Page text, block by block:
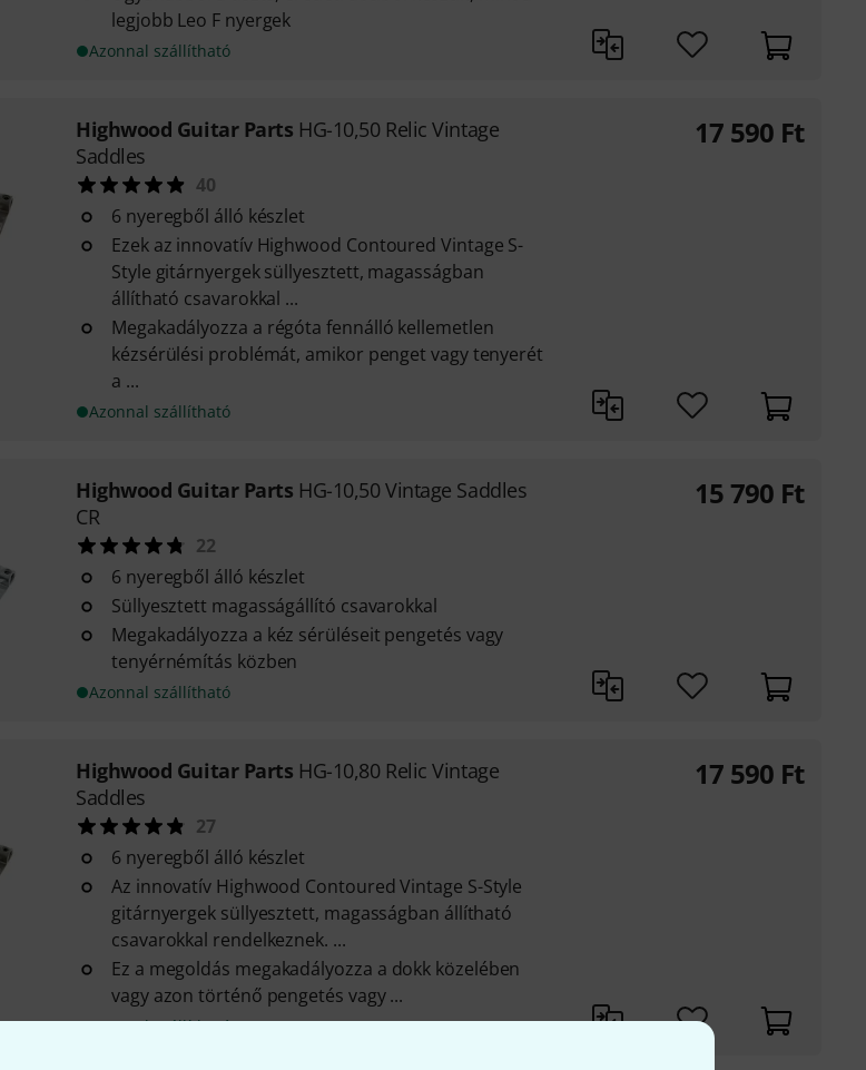
legjobb Leo F nyergek
Azonnal szállítható
Highwood Guitar Parts HG-10,50 Relic Vintage
Saddles
40
6 nyeregből álló készlet
Ezek az innovatív Highwood Contoured Vintage S-
Style gitárnyergek süllyesztett, magasságban
állítható csavarokkal ...
Megakadályozza a régóta fennálló kellemetlen
kézsérülési problémát, amikor penget vagy tenyerét
a ...
Azonnal szállítható
17 590 Ft
Highwood Guitar Parts HG-10,50 Vintage Saddles
CR
22
6 nyeregből álló készlet
Süllyesztett magasságállító csavarokkal
Megakadályozza a kéz sérüléseit pengetés vagy
tenyérnémítás közben
Azonnal szállítható
15 790 Ft
Highwood Guitar Parts HG-10,80 Relic Vintage
Saddles
27
6 nyeregből álló készlet
Az innovatív Highwood Contoured Vintage S-Style
gitárnyergek süllyesztett, magasságban állítható
csavarokkal rendelkeznek. ...
Ez a megoldás megakadályozza a dokk közelében
vagy azon történő pengetés vagy ...
Azonnal szállítható
17 590 Ft